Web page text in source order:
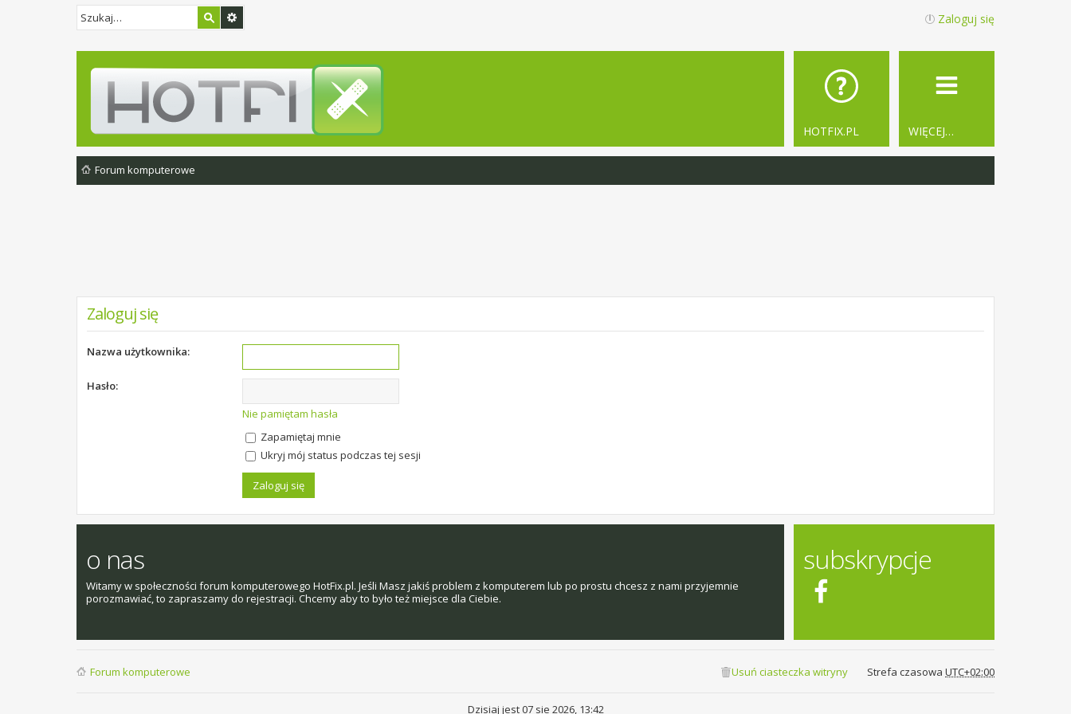
Zaloguj się
WIĘCEJ…
HOTFIX.PL
Forum komputerowe
Zaloguj się
Nazwa użytkownika:
Hasło:
Nie pamiętam hasła
Zapamiętaj mnie
Ukryj mój status podczas tej sesji
o nas
Witamy w społeczności forum komputerowego HotFix.pl. Jeśli Masz jakiś problem z komputerem lub po prostu chcesz z nami przyjemnie
porozmawiać, to zapraszamy do rejestracji. Chcemy aby to było też miejsce dla Ciebie.
subskrypcje
Forum komputerowe Strefa czasowa UTC+02:00
Usuń ciasteczka witryny
Dzisiaj jest 07 sie 2026, 13:42